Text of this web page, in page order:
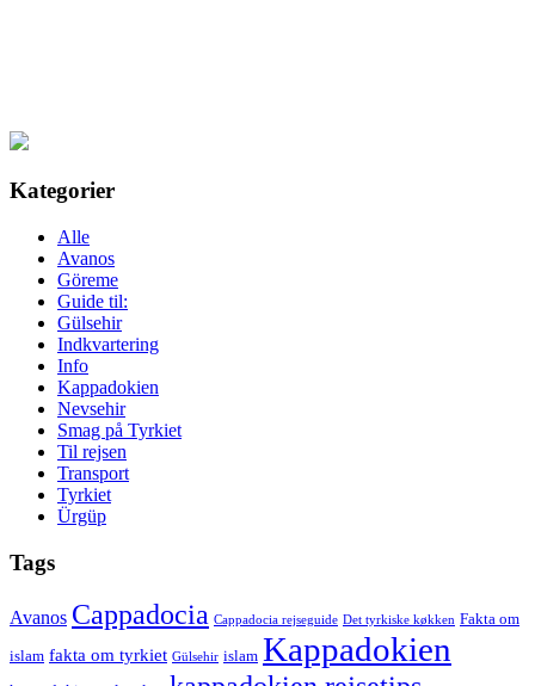
Kategorier
Alle
Avanos
Göreme
Guide til:
Gülsehir
Indkvartering
Info
Kappadokien
Nevsehir
Smag på Tyrkiet
Til rejsen
Transport
Tyrkiet
Ürgüp
Tags
Avanos Cappadocia Cappadocia rejseguide Det tyrkiske køkken Fakta om
islam fakta om tyrkiet Gülsehir islam Kappadokien